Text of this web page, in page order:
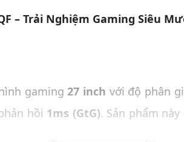
– Trải Nghiệm Gaming Siêu
gaming27 inch với độ phân
hồi 1ms (GtG). Sản phẩm